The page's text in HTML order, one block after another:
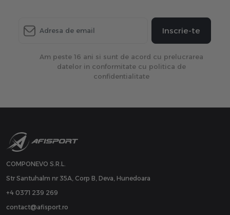
Inscrie-te
Am peste 16 ani si sunt de acord cu prelucrarea
datelor in conformitate cu politica de
confidentialitate
COMPONEVO S.R.L.
Str Santuhalm nr 35A, Corp B, Deva, Hunedoara
+4 0371 239 269
contact@afisport.ro